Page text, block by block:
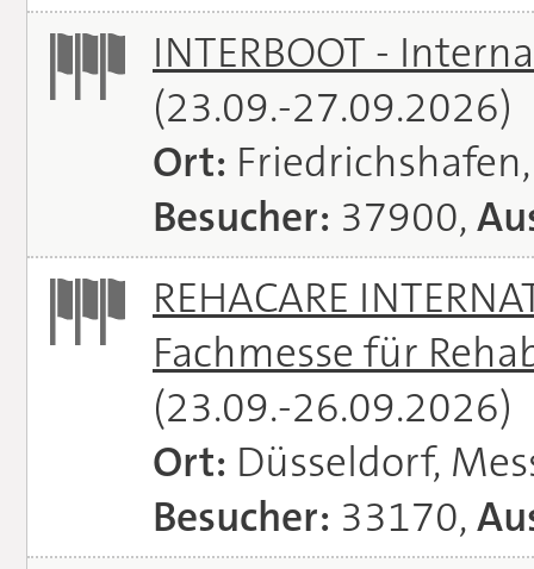
INTERBOOT -
(23.09.-27.09.2026)
Ort:
Besucher: 37900,
REHACARE
Fachmesse für
(23.09.-26.09.2026)
Ort: Düsseldorf,
Besucher: 33170,